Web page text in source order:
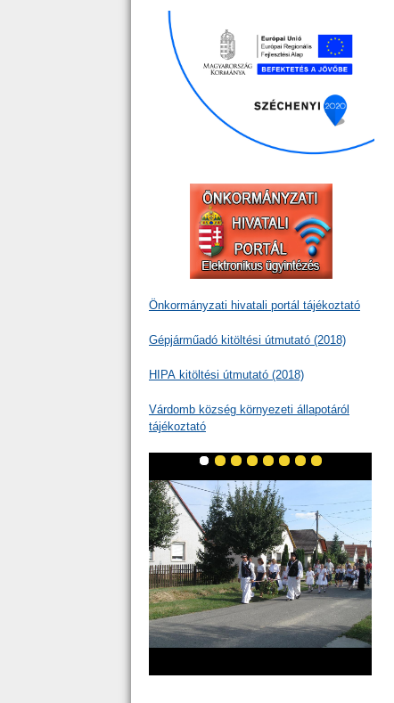
Önkormányzati hivatali portál tájékoztató
Gépjárműadó kitöltési útmutató (2018)
HIPA kitöltési útmutató (2018)
Várdomb község környezeti állapotáról
tájékoztató